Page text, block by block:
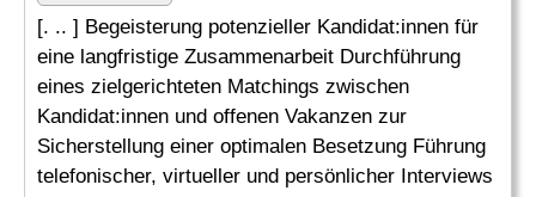
[. .. ] Begeisterung potenzieller Kandidat:innen für
eine langfristige Zusammenarbeit Durchführung
eines zielgerichteten Matchings zwischen
Kandidat:innen und offenen Vakanzen zur
Sicherstellung einer optimalen Besetzung Führung
telefonischer, virtueller und persönlicher Interviews